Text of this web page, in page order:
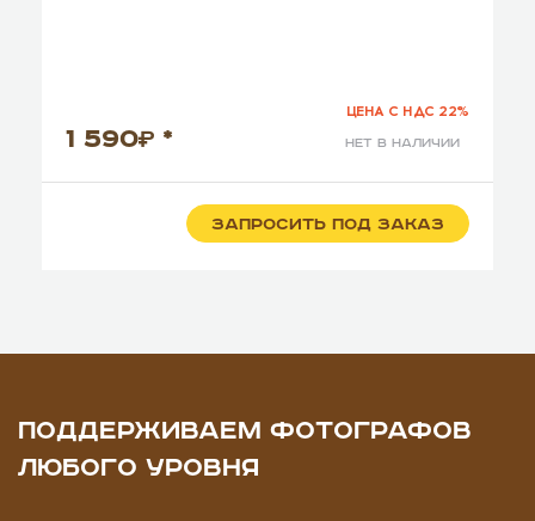
1 590 * нет в наличии
ЦЕНА С НДС 22%
ЗАПРОСИТЬ ПОД ЗАКАЗ
ПОДДЕРЖИВАЕМ ФОТОГРАФОВ
ЛЮБОГО УРОВНЯ